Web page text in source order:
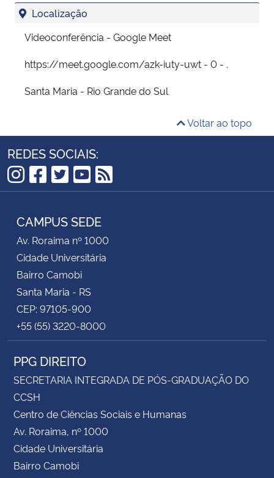
Localização
Videoconferência - Google Meet
https://meet.google.com/azk-iuty-uwt - 0 - .
Santa Maria - Rio Grande do Sul
Voltar ao topo
REDES SOCIAIS:
Instagram
Facebook
Twitter
YouTube
RSS
CAMPUS SEDE
Av. Roraima nº 1000
Cidade Universitária
Bairro Camobi
Santa Maria - RS
CEP: 97105-900
+55 (55) 3220-8000
PPG DIREITO
SECRETARIA INTEGRADA DE PÓS-GRADUAÇÃO DO
CCSH
Centro de Ciências Sociais e Humanas
Av. Roraima, nº 1000
Cidade Universitária
Bairro Camobi